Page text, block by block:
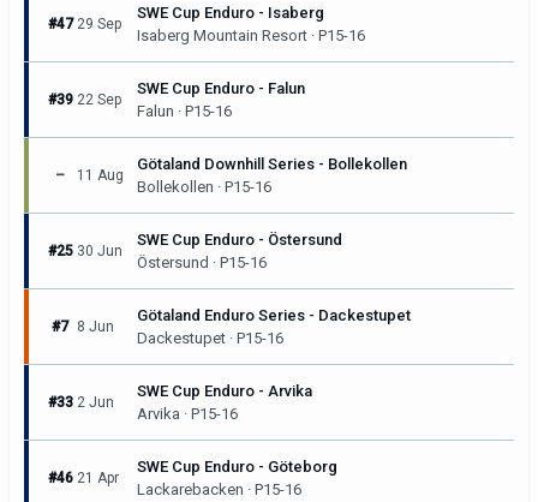
#47 29 Sep
SWE Cup Enduro - Isaberg
Isaberg Mountain Resort · P15-16
#39 22 Sep
SWE Cup Enduro - Falun
Falun · P15-16
– 11 Aug
Götaland Downhill Series - Bollekollen
Bollekollen · P15-16
#25 30 Jun
SWE Cup Enduro - Östersund
Östersund · P15-16
#7 8 Jun
Götaland Enduro Series - Dackestupet
Dackestupet · P15-16
#33 2 Jun
SWE Cup Enduro - Arvika
Arvika · P15-16
#46 21 Apr
SWE Cup Enduro - Göteborg
Lackarebacken · P15-16